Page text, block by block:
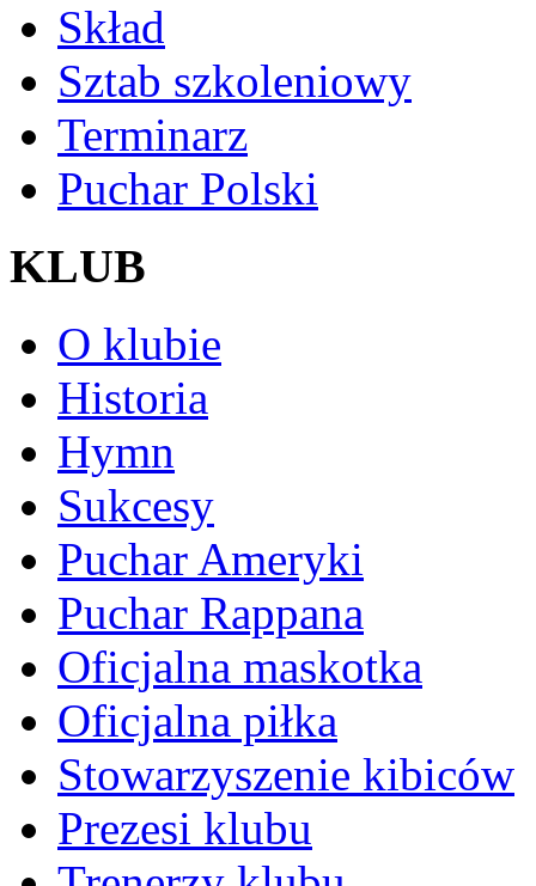
Skład
Sztab szkoleniowy
Terminarz
Puchar Polski
KLUB
O klubie
Historia
Hymn
Sukcesy
Puchar Ameryki
Puchar Rappana
Oficjalna maskotka
Oficjalna piłka
Stowarzyszenie kibiców
Prezesi klubu